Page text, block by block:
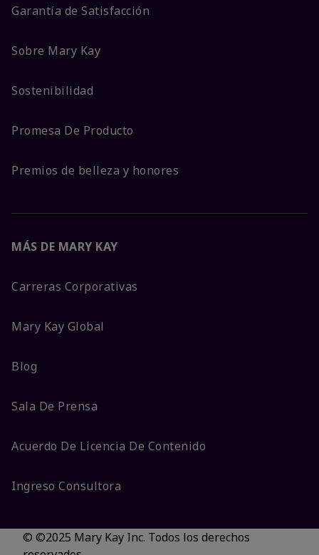
Garantía de Satisfacción
Sobre Mary Kay
Sostenibilidad
Promesa De Producto
Premios de belleza y honores
MÁS DE MARY KAY
Carreras Corporativas
Mary Kay Global
Blog
Sala De Prensa
Acuerdo De Licencia De Contenido
Ingreso Consultora
© ©2025 Mary Kay Inc. Todos los derechos